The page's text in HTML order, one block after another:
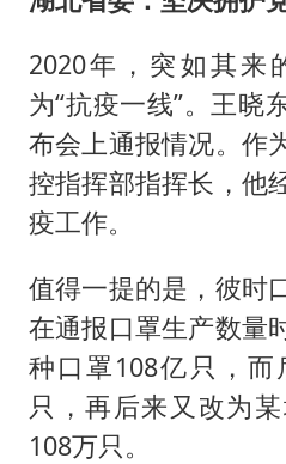
2020年，突如其来
为“抗疫一线”。王晓
布会上通报情况。作
控指挥部指挥长，他
疫工作。
值得一提的是，彼时
在通报口罩生产数量
种口罩108亿只，
只，再后来又改为
108万只。